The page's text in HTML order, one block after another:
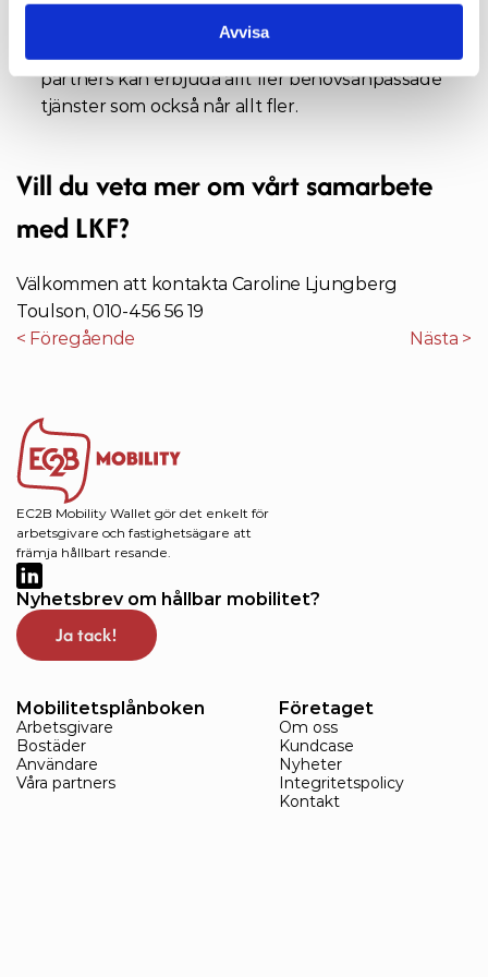
Avvisa
möta upp. Vi ser att hyresrätten kan bli en ännu
partners kan erbjuda allt fler behovsanpassade
tjänster som också når allt fler.
Vill du veta mer om vårt samarbete
med LKF?
Välkommen att kontakta Caroline Ljungberg
Toulson, 010-456 56 19
< Föregående
Nästa >
EC2B Mobility Wallet gör det enkelt för
arbetsgivare och fastighetsägare att
främja hållbart resande.
Nyhetsbrev om hållbar mobilitet?
Ja tack!
Mobilitetsplånboken
Arbetsgivare
Bostäder
Användare
Våra partners
Företaget
Om oss
Kundcase
Nyheter
Integritetspolicy
Kontakt